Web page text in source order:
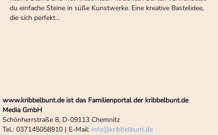
du einfache Steine in süße Kunstwerke. Eine kreative Bastelidee,
die sich perfekt…
www.kribbelbunt.de ist das Familienportal der kribbelbunt.de
Media GmbH
Schönherrstraße 8, D-09113 Chemnitz
Tel.: 037145058910 | E-Mail: info@kribbelbunt.de